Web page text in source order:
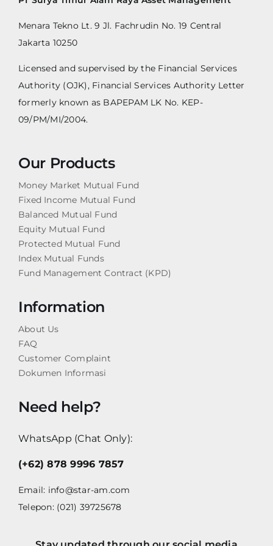
Menara Tekno Lt. 9 Jl. Fachrudin No. 19 Central
Jakarta 10250
Licensed and supervised by the Financial Services
Authority (OJK), Financial Services Authority Letter
formerly known as BAPEPAM LK No. KEP-
09/PM/MI/2004.
Our Products
Money Market Mutual Fund
Fixed Income Mutual Fund
Balanced Mutual Fund
Equity Mutual Fund
Protected Mutual Fund
Index Mutual Funds
Fund Management Contract (KPD)
Information
About Us
FAQ
Customer Complaint
Dokumen Informasi
Need help?
WhatsApp (Chat Only):
(+62) 878 9996 7857
Email: info@star-am.com
Telepon: (021) 39725678